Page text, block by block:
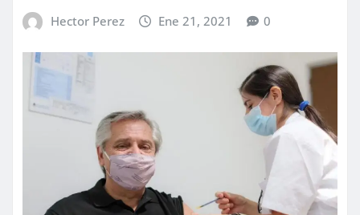
Hector Perez Ene 21, 2021 0